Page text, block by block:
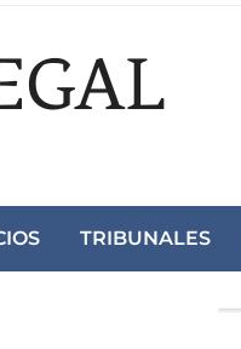
TRIBUNALES